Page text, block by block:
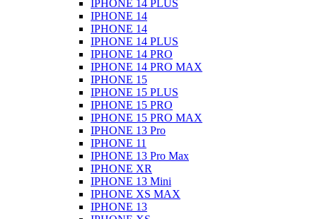
IPHONE 14 PLUS
IPHONE 14
IPHONE 14
IPHONE 14 PLUS
IPHONE 14 PRO
IPHONE 14 PRO MAX
IPHONE 15
IPHONE 15 PLUS
IPHONE 15 PRO
IPHONE 15 PRO MAX
IPHONE 13 Pro
IPHONE 11
IPHONE 13 Pro Max
IPHONE XR
IPHONE 13 Mini
IPHONE XS MAX
IPHONE 13